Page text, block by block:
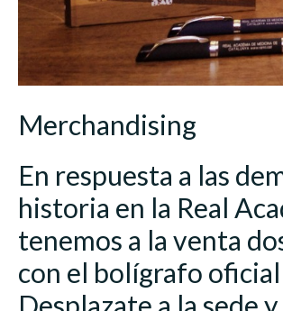
Merchandising
En respuesta a las
historia en la Real
tenemos a la venta
con el bolígrafo